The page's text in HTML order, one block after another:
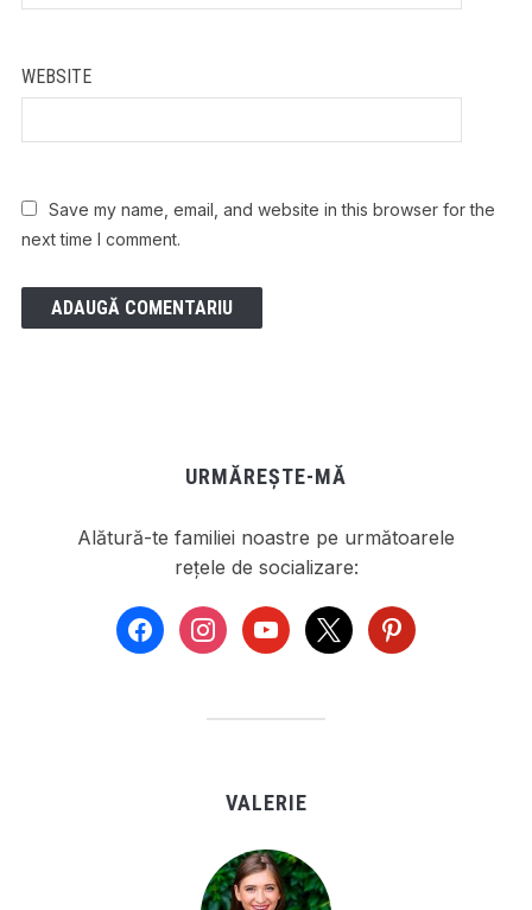
WEBSITE
Save my name, email, and website in this browser for the
next time I comment.
URMĂREȘTE-MĂ
Alătură-te familiei noastre pe următoarele
rețele de socializare:
facebookinstagramyoutube
x pinterest
VALERIE